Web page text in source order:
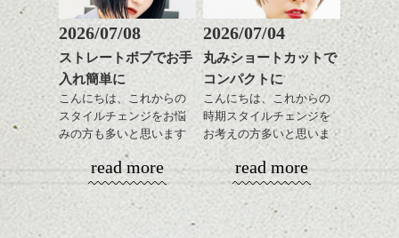
みんな興味深々。
歴史の移り変わり。時代の流れ。変わらぬ
骨董。進化する技術。
フィルムからデジタルへ。
何が良くて、何が好きで
どう感じるのか。どう感じてほしいのか。
ジャン！！
茅ヶ崎名物 たこせんべい！！
茅ヶ崎から時間をかけて、来ていただいて
いるお客様からのお土産です！！
整のストレートパーマで
髪質改善すると
更に扱いやすくなるので
おすすめです。
いつものスタイリングが
ドライした後オイルやワ
ックスをなじませるだけ
に。
これからのスタイルチェ
ンジの事、髪質に合った
お手入れ方法等、
是非なんでもご相談して
これからのスタイルチェ
ンジ、似合うカラーリン
グの事やお手入れ方法な
是非なんでもご相談して
下さいね。
シバタ
ベージュ系等の肌を綺麗
に見せる効果のあるカラ
ーリングをプラスして透
明感を表現すると
更に雰囲気が出やすくな
って毎日のお手入れも簡
単になりますよ。
さり気ない程度にハイラ
スタイリング方法は全体
をドライした後、
ワックスとオイルを混ぜ
ながらもみこみ、なじま
せます。
質感をかるくととのえな
がら耳かけアレンジする
のも良い感じです。
これからのスタイルチェ
ンジ、似合うカラーリン
2026/07/08
ストレートボブでお手
入れ簡単に
こんにちは、これからの
スタイルチェンジをお悩
みの方も多いと思います
やっぱりボブでお手入れ
しやすいスタイルだと毎
日のスタイリングも簡単
read more
2026/07/04
丸みショートカットで
コンパクトに
こんにちは、これからの
時期スタイルチェンジを
お考えの方多いと思いま
す。
コンパクトなフォルムが
全体のバランスを良く見
せてくれる効果もあり、
read more